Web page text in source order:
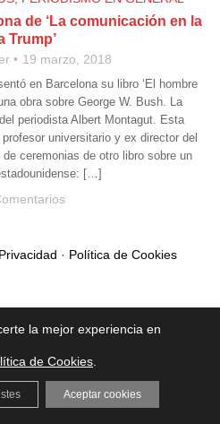
de ‘La comunicación en la
Trump’
19 marzo, 2018
en Barcelona su libro ‘El hombre
obra sobre George W. Bush. La
periodista Albert Montagut. Esta
universitario y ex director del
ceremonias de otro libro sobre un
[…]
· Política de Cookies
la mejor experiencia en
de Cookies
Aceptar cookies